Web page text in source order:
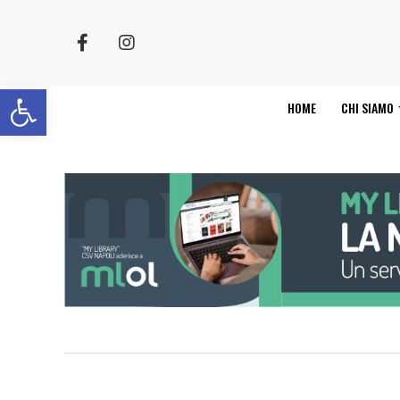
Apri la barra degli strumenti HOME CHI SIAMO